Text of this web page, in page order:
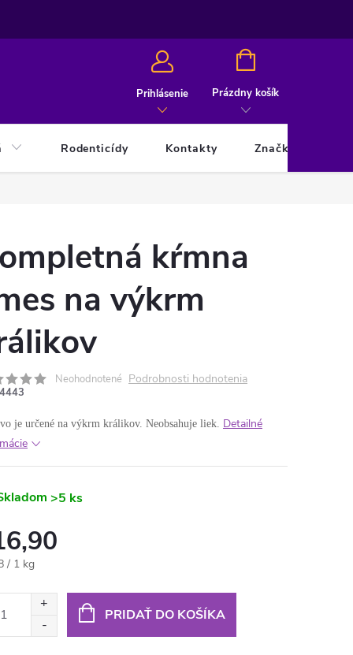
Prihlásenie
NÁKUPNÝ
Prázdny košík
Rodenticídy Kontakty Značky
kŕmna
na výkrm
Neohodnotené Podrobnosti hodnotenia
4443
je určené na výkrm králikov. Neobsahuje liek. Detailné
>5 ks
/ 1 kg
PRIDAŤ DO KOŠÍKA